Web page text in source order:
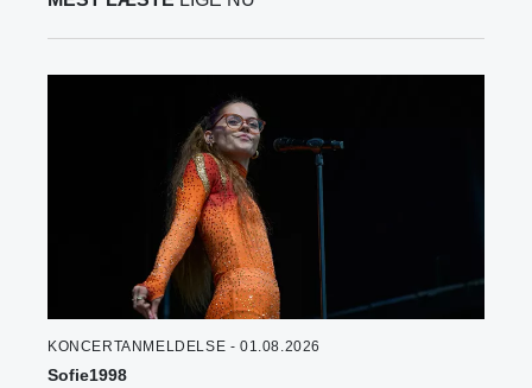
KONCERTANMELDELSE - 01.08.2026
Sofie1998